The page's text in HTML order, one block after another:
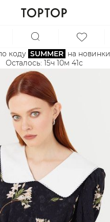
коду SUMMER на новинки
Осталось: 15ч 10м 41с